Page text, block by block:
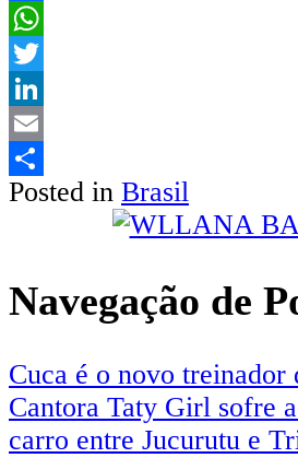
Facebook
WhatsApp
Twitter
LinkedIn
Email
Share
Posted in Brasil
Navegação de
Cuca é o novo treinador
Cantora Taty Girl sofre
carro entre Jucurutu e